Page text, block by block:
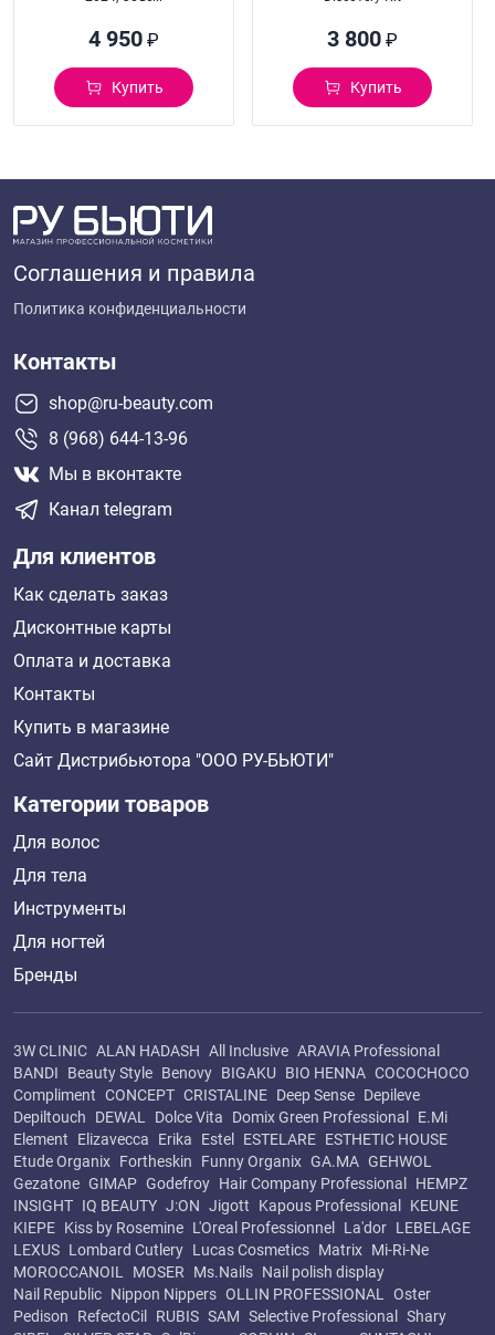
4 950 ₽
Купить
3 800 ₽
Купить
Соглашения и правила
Политика конфиденциальности
Контакты
shop@ru-beauty.com
8 (968) 644-13-96
Мы в вконтакте
Канал telegram
Для клиентов
Как сделать заказ
Дисконтные карты
Оплата и доставка
Контакты
Купить в магазине
Сайт Дистрибьютора "ООО РУ-БЬЮТИ"
Категории товаров
Для волос
Для тела
Инструменты
Для ногтей
Бренды
3W CLINIC ALAN HADASH All Inclusive ARAVIA Professional
BANDI
Beauty Style Benovy BIGAKU BIO HENNA COCOCHOCO
Compliment CONCEPT CRISTALINE Deep Sense Depileve
Depiltouch
DEWAL Dolce Vita Domix Green Professional
E.Mi
Element
Elizavecca Erika Estel ESTELARE ESTHETIC HOUSE
Etude Organix Fortheskin Funny Organix GA.MA GEHWOL
Gezatone GIMAP Godefroy Hair Company Professional
HEMPZ
INSIGHT IQ BEAUTY J:ON Jigott Kapous Professional
KEUNE
KIEPE Kiss by Rosemine L'Oreal Professionnel La'dor LEBELAGE
LEXUS Lombard Cutlery Lucas Cosmetics Matrix Mi-Ri-Ne
MOROCCANOIL
MOSER Ms.Nails Nail polish display
Nail Republic Nippon Nippers OLLIN PROFESSIONAL
Oster
Pedison
RefectoCil RUBIS SAM Selective Professional
Shary